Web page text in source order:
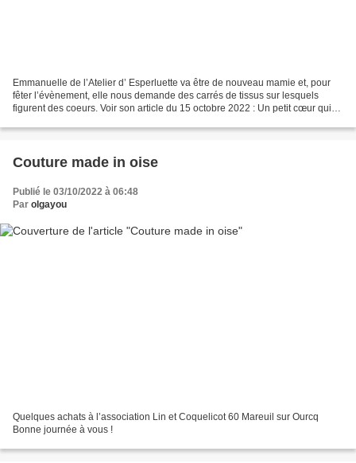
Emmanuelle de l’Atelier d’ Esperluette va être de nouveau mamie et, pour
fêter l’évènement, elle nous demande des carrés de tissus sur lesquels
figurent des coeurs. Voir son article du 15 octobre 2022 : Un petit cœur qui
Couture made in oise
Publié le 03/10/2022 à 06:48
Par olgayou
Quelques achats à l’association Lin et Coquelicot 60 Mareuil sur Ourcq
Bonne journée à vous !